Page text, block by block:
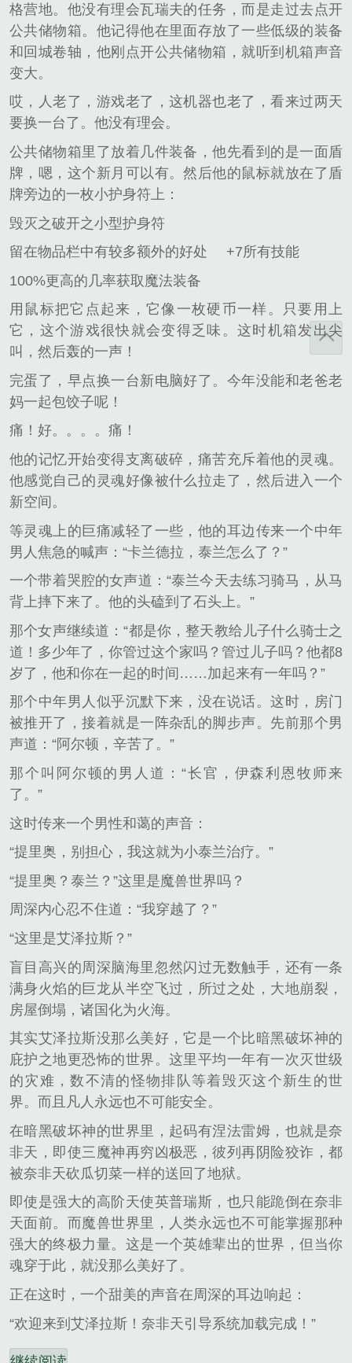
格营地。他没有理会瓦瑞夫的任务，而是走过去点开
公共储物箱。他记得他在里面存放了一些低级的装备
和回城卷轴，他刚点开公共储物箱，就听到机箱声音
变大。
哎，人老了，游戏老了，这机器也老了，看来过两天
要换一台了。他没有理会。
公共储物箱里了放着几件装备，他先看到的是一面盾
牌，嗯，这个新月可以有。然后他的鼠标就放在了盾
牌旁边的一枚小护身符上：
毁灭之破开之小型护身符
留在物品栏中有较多额外的好处
+7所有技能
100%更高的几率获取魔法装备
用鼠标把它点起来，它像一枚硬币一样。只要用上
它，这个游戏很快就会变得乏味。这时机箱发出尖
叫，然后轰的一声！
完蛋了，早点换一台新电脑好了。今年没能和老爸老
妈一起包饺子呢！
痛！好。。。。痛！
他的记忆开始变得支离破碎，痛苦充斥着他的灵魂。
他感觉自己的灵魂好像被什么拉走了，然后进入一个
新空间。
等灵魂上的巨痛减轻了一些，他的耳边传来一个中年
男人焦急的喊声：“卡兰德拉，泰兰怎么了？”
一个带着哭腔的女声道：“泰兰今天去练习骑马，从马
背上摔下来了。他的头磕到了石头上。”
那个女声继续道：“都是你，整天教给儿子什么骑士之
道！多少年了，你管过这个家吗？管过儿子吗？他都8
岁了，他和你在一起的时间……加起来有一年吗？”
那个中年男人似乎沉默下来，没在说话。这时，房门
被推开了，接着就是一阵杂乱的脚步声。先前那个男
声道：“阿尔顿，辛苦了。”
那个叫阿尔顿的男人道：“长官，伊森利恩牧师来
了。”
这时传来一个男性和蔼的声音：
“提里奥，别担心，我这就为小泰兰治疗。”
“提里奥？泰兰？”这里是魔兽世界吗？
周深内心忍不住道：“我穿越了？”
“这里是艾泽拉斯？”
盲目高兴的周深脑海里忽然闪过无数触手，还有一条
满身火焰的巨龙从半空飞过，所过之处，大地崩裂，
房屋倒塌，诸国化为火海。
其实艾泽拉斯没那么美好，它是一个比暗黑破坏神的
庇护之地更恐怖的世界。这里平均一年有一次灭世级
的灾难，数不清的怪物排队等着毁灭这个新生的世
界。而且凡人永远也不可能安全。
在暗黑破坏神的世界里，起码有涅法雷姆，也就是奈
非天，即使三魔神再穷凶极恶，彼列再阴险狡诈，都
被奈非天砍瓜切菜一样的送回了地狱。
即使是强大的高阶天使英普瑞斯，也只能跪倒在奈非
天面前。而魔兽世界里，人类永远也不可能掌握那种
强大的终极力量。这是一个英雄辈出的世界，但当你
魂穿于此，就没那么美好了。
正在这时，一个甜美的声音在周深的耳边响起：
“欢迎来到艾泽拉斯！奈非天引导系统加载完成！”